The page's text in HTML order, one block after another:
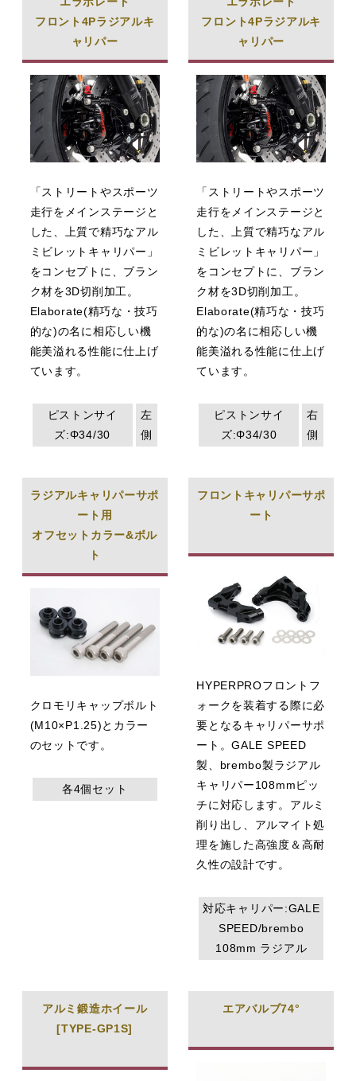
フロント4Pラジアルキ
ャリパー
「ストリートやスポーツ
走行をメインステージと
した、上質で精巧なアル
ミビレットキャリパー」
をコンセプトに、ブラン
ク材を3D切削加工。
Elaborate(精巧な・技巧
的な)の名に相応しい機
能美溢れる性能に仕上げ
ています。
ピストンサイ
ズ:Φ34/30
左
側
フロント4Pラジアルキ
ャリパー
「ストリートやスポーツ
走行をメインステージと
した、上質で精巧なアル
ミビレットキャリパー」
をコンセプトに、ブラン
ク材を3D切削加工。
Elaborate(精巧な・技巧
的な)の名に相応しい機
能美溢れる性能に仕上げ
ています。
ピストンサイ
ズ:Φ34/30
右
側
ラジアルキャリパーサポ
ート用
オフセットカラー&ボル
ト
クロモリキャップボルト
(M10×P1.25)とカラー
のセットです。
各4個セット
フロントキャリパーサポ
ート
HYPERPROフロントフ
ォークを装着する際に必
要となるキャリパーサポ
ート。GALE SPEED
製、brembo製ラジアル
キャリパー108mmピッ
チに対応します。アルミ
削り出し、アルマイト処
理を施した高強度＆高耐
久性の設計です。
対応キャリパー:GALE
SPEED/brembo
108mm ラジアル
アルミ鍛造ホイール
[TYPE-GP1S]
エアバルブ74°